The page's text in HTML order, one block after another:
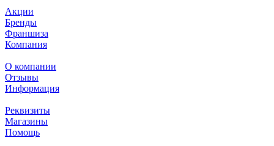
Акции
Бренды
Франшиза
Компания
О компании
Отзывы
Информация
Реквизиты
Магазины
Помощь